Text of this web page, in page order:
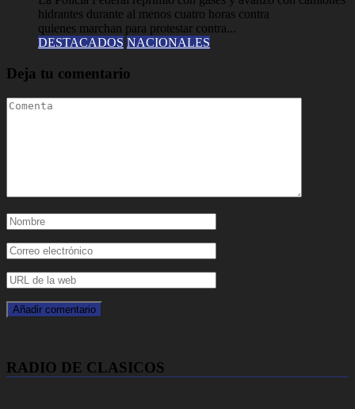
hidrantes durante al menos cuatro horas contra
quienes marchan para protestar contra...
DESTACADOS NACIONALES
Deja tu comentario
RADIO DE CLASICOS